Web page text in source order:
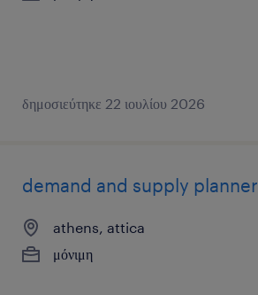
δημοσιεύτηκε 22 ιουλίου 2026
demand and supply planner
athens, attica
μόνιμη